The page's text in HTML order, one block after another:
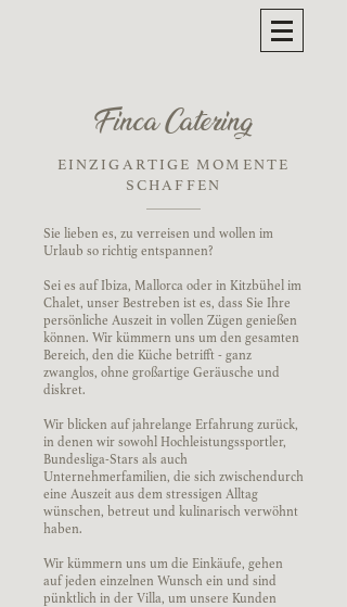
Finca Catering
EINZIGARTIGE MOMENTE
SCHAFFEN
Sie lieben es, zu verreisen und wollen im
Urlaub so richtig entspannen?
Sei es auf Ibiza, Mallorca oder in Kitzbühel im
Chalet, unser Bestreben ist es, dass Sie Ihre
persönliche Auszeit in vollen Zügen genießen
können. Wir kümmern uns um den gesamten
Bereich, den die Küche betrifft - ganz
zwanglos, ohne großartige Geräusche und
diskret.
Wir blicken auf jahrelange Erfahrung zurück,
in denen wir sowohl Hochleistungssportler,
Bundesliga-Stars als auch
Unternehmerfamilien, die sich zwischendurch
eine Auszeit aus dem stressigen Alltag
wünschen, betreut und kulinarisch verwöhnt
haben.
Wir kümmern uns um die Einkäufe, gehen
auf jeden einzelnen Wunsch ein und sind
pünktlich in der Villa, um unsere Kunden